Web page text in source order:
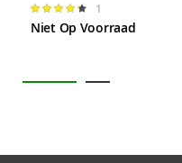
Waardering:
87%
1
Niet Op Voorraad